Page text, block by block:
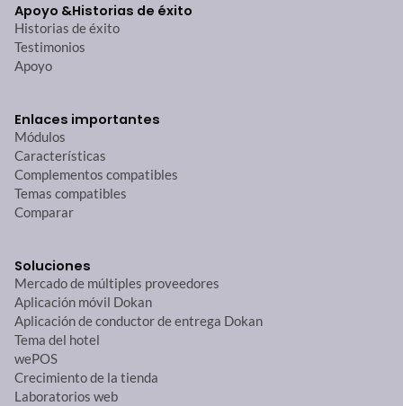
Apoyo &Historias de éxito
Historias de éxito
Testimonios
Apoyo
Enlaces importantes
Módulos
Características
Complementos compatibles
Temas compatibles
Comparar
Soluciones
Mercado de múltiples proveedores
Aplicación móvil Dokan
Aplicación de conductor de entrega Dokan
Tema del hotel
wePOS
Crecimiento de la tienda
Laboratorios web